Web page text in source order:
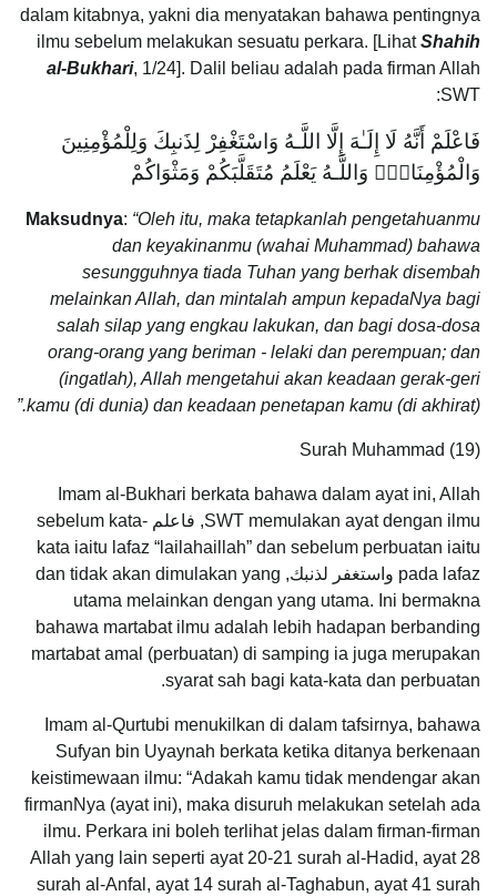
dalam kitabnya, yakni dia menyatakan bahawa pentingnya
ilmu sebelum melakukan sesuatu perkara. [LihatShahih
al-Bukhari, 1/24]. Dalil beliau adalah pada firman Allah
SWT:
فَاعْلَمْ أَنَّهُ لَا إِلَـٰهَ إِلَّا اللَّـهُ وَاسْتَغْفِرْ لِذَنبِكَ وَلِلْمُؤْمِنِينَ
وَالْمُؤْمِنَاتِۗ وَاللَّـهُ يَعْلَمُ مُتَقَلَّبَكُمْ وَمَثْوَاكُمْ
Maksudnya: “Oleh itu, maka tetapkanlah pengetahuanmu
dan keyakinanmu (wahai Muhammad) bahawa
sesungguhnya tiada Tuhan yang berhak disembah
melainkan Allah, dan mintalah ampun kepadaNya bagi
salah silap yang engkau lakukan, dan bagi dosa-dosa
orang-orang yang beriman - lelaki dan perempuan; dan
(ingatlah), Allah mengetahui akan keadaan gerak-geri
kamu (di dunia) dan keadaan penetapan kamu (di akhirat).”
Surah Muhammad (19)
Imam al-Bukhari berkata bahawa dalam ayat ini, Allah
SWT memulakan ayat dengan ilmu, فاعلم sebelum kata-
kata iaitu lafaz “lailahaillah” dan sebelum perbuatan iaitu
pada lafaz واستغفر لذنبك, dan tidak akan dimulakan yang
utama melainkan dengan yang utama. Ini bermakna
bahawa martabat ilmu adalah lebih hadapan berbanding
martabat amal (perbuatan) di samping ia juga merupakan
syarat sah bagi kata-kata dan perbuatan.
Imam al-Qurtubi menukilkan di dalam tafsirnya, bahawa
Sufyan bin Uyaynah berkata ketika ditanya berkenaan
keistimewaan ilmu: “Adakah kamu tidak mendengar akan
firmanNya (ayat ini), maka disuruh melakukan setelah ada
ilmu. Perkara ini boleh terlihat jelas dalam firman-firman
Allah yang lain seperti ayat 20-21 surah al-Hadid, ayat 28
surah al-Anfal, ayat 14 surah al-Taghabun, ayat 41 surah